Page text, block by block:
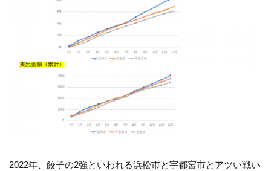
2022年、餃子の2強といわれる浜松市と宇都宮市とアツい戦い